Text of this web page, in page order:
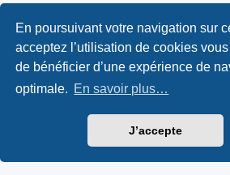
En poursuivant votre navigation sur
acceptez l’utilisation de cookies
de bénéficier d’une expérience de
optimale. En savoir plus…
J’accepte